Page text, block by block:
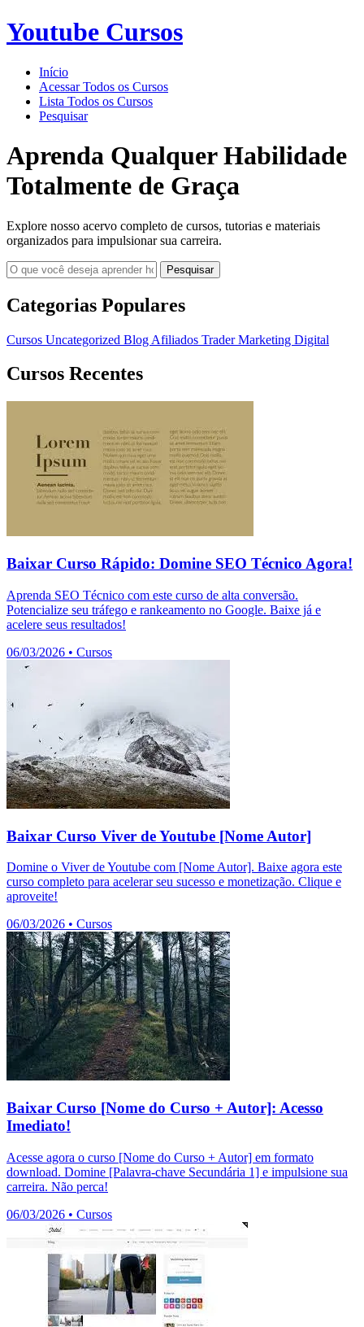
Youtube Cursos
Início
Acessar Todos os Cursos
Lista Todos os Cursos
Pesquisar
Aprenda Qualquer Habilidade
Totalmente de Graça
Explore nosso acervo completo de cursos, tutorias e materiais
organizados para impulsionar sua carreira.
Pesquisar
Categorias Populares
Cursos Uncategorized Blog Afiliados TraderMarketing Digital
Cursos Recentes
Baixar Curso Rápido: Domine SEO Técnico Agora!
Aprenda SEO Técnico com este curso de alta conversão.
Potencialize seu tráfego e rankeamento no Google. Baixe já e
acelere seus resultados!
06/03/2026 • Cursos
Baixar Curso Viver de Youtube [Nome Autor]
Domine o Viver de Youtube com [Nome Autor]. Baixe agora este
curso completo para acelerar seu sucesso e monetização. Clique e
aproveite!
06/03/2026 • Cursos
Baixar Curso [Nome do Curso + Autor]: Acesso
Imediato!
Acesse agora o curso [Nome do Curso + Autor] em formato
download. Domine [Palavra-chave Secundária 1] e impulsione sua
carreira. Não perca!
06/03/2026 • Cursos